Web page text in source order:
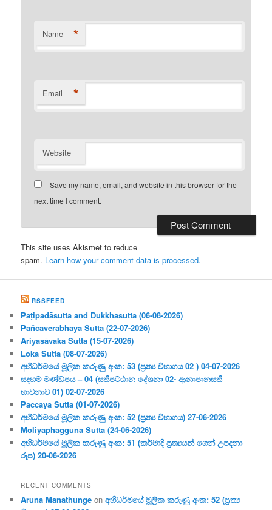
Name *
Email *
Website
Save my name, email, and website in this browser for the
next time I comment.
This site uses Akismet to reduce
spam. Learn how your comment data is processed.
RSSFEED
Paṭipadāsutta and Dukkhasutta (06-08-2026)
Pañcaverabhaya Sutta (22-07-2026)
Ariyasāvaka Sutta (15-07-2026)
Loka Sutta (08-07-2026)
අභිධර්මයේ මූලික කරුණු අංක: 53 (ප්‍ර‍ත්‍ය විභාගය 02 ) 04-07-2026
සදහම් මණ්ඩපය – 04 (සතිපට්ඨාන දේශනා 02- ආනාපානසති
භාවනාව 01) 02-07-2026
Paccaya Sutta (01-07-2026)
අභිධර්මයේ මූලික කරුණු අංක: 52 (ප්‍ර‍ත්‍ය විභාගය) 27-06-2026
Moliyaphagguna Sutta (24-06-2026)
අභිධර්මයේ මූලික කරුණු අංක: 51 (කර්මාදි ප්‍ර‍ත්‍යයන් ගෙන් උපදනා
රූප) 20-06-2026
RECENT COMMENTS
Aruna Manathunge onඅභිධර්මයේ මූලික කරුණු අංක: 52 (ප්‍ර‍ත්‍ය